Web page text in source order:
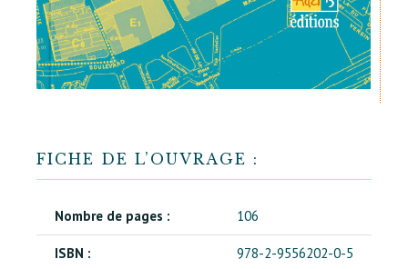
FICHE DE L’OUVRAGE :
Nombre de pages : 106
ISBN : 978-2-9556202-0-5